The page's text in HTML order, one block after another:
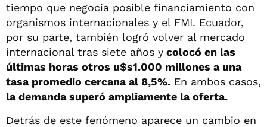
tiempo que negocia posible financiamiento con
organismos internacionales y el FMI. Ecuador,
por su parte, también logró volver al mercado
internacional tras siete años y colocó en las
últimas horas otros u$s1.000 millones a una
tasa promedio cercana al 8,5%. En ambos casos,
la demanda superó ampliamente la oferta.
Detrás de este fenómeno aparece un cambio en